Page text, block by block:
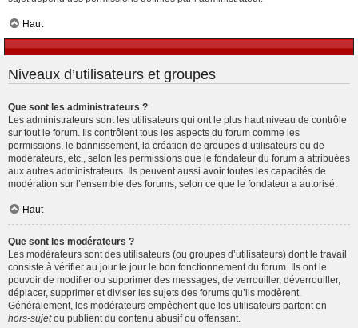
Haut
Niveaux d’utilisateurs et groupes
Que sont les administrateurs ?
Les administrateurs sont les utilisateurs qui ont le plus haut niveau de contrôle
sur tout le forum. Ils contrôlent tous les aspects du forum comme les
permissions, le bannissement, la création de groupes d’utilisateurs ou de
modérateurs, etc., selon les permissions que le fondateur du forum a attribuées
aux autres administrateurs. Ils peuvent aussi avoir toutes les capacités de
modération sur l’ensemble des forums, selon ce que le fondateur a autorisé.
Haut
Que sont les modérateurs ?
Les modérateurs sont des utilisateurs (ou groupes d’utilisateurs) dont le travail
consiste à vérifier au jour le jour le bon fonctionnement du forum. Ils ont le
pouvoir de modifier ou supprimer des messages, de verrouiller, déverrouiller,
déplacer, supprimer et diviser les sujets des forums qu’ils modèrent.
Généralement, les modérateurs empêchent que les utilisateurs partent en
hors-sujetou publient du contenu abusif ou offensant.